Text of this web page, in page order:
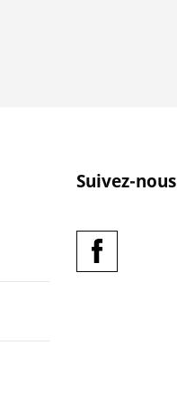
Suivez-nous